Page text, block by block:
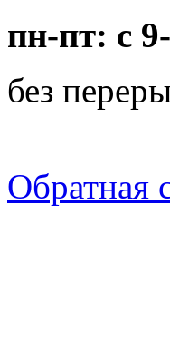
пн-пт: с
без
Обратная